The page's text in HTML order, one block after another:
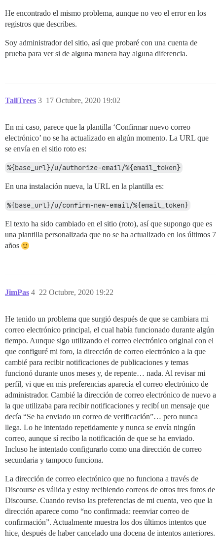
He encontrado el mismo problema, aunque no veo el error en los
registros que describes.
Soy administrador del sitio, así que probaré con una cuenta de
prueba para ver si de alguna manera hay alguna diferencia.
TallTrees 17 Octubre, 2020 19:02
3
En mi caso, parece que la plantilla ‘Confirmar nuevo correo
electrónico’ no se ha actualizado en algún momento. La URL que
se envía en el sitio roto es:
%{base_url}/u/authorize-email/%{email_token}
En una instalación nueva, la URL en la plantilla es:
%{base_url}/u/confirm-new-email/%{email_token}
El texto ha sido cambiado en el sitio (roto), así que supongo que es
una plantilla personalizada que no se ha actualizado en los últimos 7
años
JimPas 22 Octubre, 2020 19:22
4
He tenido un problema que surgió después de que se cambiara mi
correo electrónico principal, el cual había funcionado durante algún
tiempo. Aunque sigo utilizando el correo electrónico original con el
que configuré mi foro, la dirección de correo electrónico a la que
cambié para recibir notificaciones de publicaciones y temas
funcionó durante unos meses y, de repente… nada. Al revisar mi
perfil, vi que en mis preferencias aparecía el correo electrónico de
administrador. Cambié la dirección de correo electrónico de nuevo a
la que utilizaba para recibir notificaciones y recibí un mensaje que
decía “Se ha enviado un correo de verificación”… pero nunca
llega. Lo he intentado repetidamente y nunca se envía ningún
correo, aunque sí recibo la notificación de que se ha enviado.
Incluso he intentado configurarlo como una dirección de correo
secundaria y tampoco funciona.
La dirección de correo electrónico que no funciona a través de
Discourse es válida y estoy recibiendo correos de otros tres foros de
Discourse. Cuando reviso las preferencias de mi cuenta, veo que la
dirección aparece como “no confirmada: reenviar correo de
confirmación”. Actualmente muestra los dos últimos intentos que
hice, después de haber cancelado una docena de intentos anteriores.